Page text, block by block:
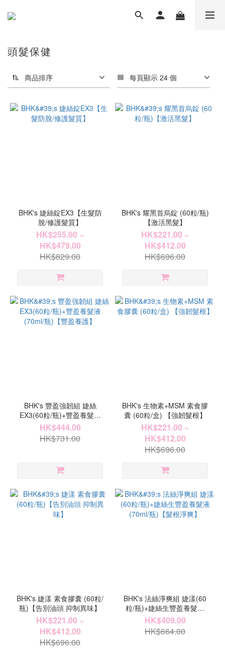
頭髮保健
商品排序 每頁顯示 24 個
BHK's 婕絲錠EX3【生髮防
脫/修護髮質】
HK$255.00 ~
HK$479.00
HK$829.00
BHK's 耀黑首烏錠 (60粒/瓶)
【激活黑髮】
HK$221.00 ~
HK$412.00
HK$696.00
BHK's 豐盈強韌組 婕絲
EX3(60粒/瓶)+豐盈養髮液
(70ml/瓶)【豐盈養護】
HK$444.00
HK$731.00
BHK's 生物素+MSM 素食膠
囊 (60粒/盒) 【強韌髮根】
HK$221.00 ~
HK$412.00
HK$696.00
BHK's 婕漾 素食膠囊 (60粒/
瓶)【告別油頭 抑制異味】
HK$221.00 ~
HK$412.00
HK$696.00
BHK's 法絲淨爽組 婕漾(60
粒/瓶)+婕絲生豐盈養髮液
(70ml/瓶)【髮根淨爽】
HK$409.00
HK$664.00